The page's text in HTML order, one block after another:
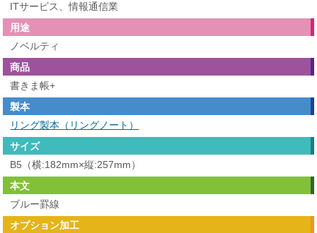
ITサービス、情報通信業
用途
ノベルティ
商品
書きま帳+
製本
リング製本（リングノート）
サイズ
B5（横:182mm×縦:257mm）
本文
ブルー罫線
オプション加工